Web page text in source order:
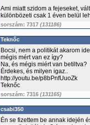
Ami miatt szidom a fejeseket,
különbözeti csak 1 éven belül
sorszám: 7317 (131186)
Teknőc
Bocsi, nem a politikát akarom
mégis mért van ez így?
Na, és mégis miért van betiltva?
Érdekes, és milyen igaz..
http://youtu.be/p8bPnfUuoZk
Teknőc
sorszám: 7316 (131165)
csabi350
Én se fizettem be annak idején